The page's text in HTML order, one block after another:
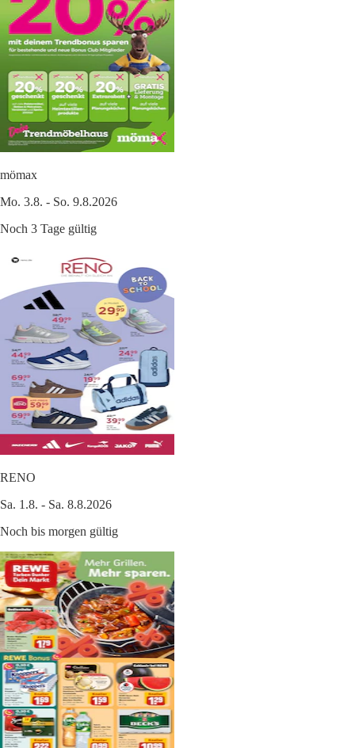
mömax
Mo. 3.8. - So. 9.8.2026
Noch 3 Tage gültig
RENO
Sa. 1.8. - Sa. 8.8.2026
Noch bis morgen gültig